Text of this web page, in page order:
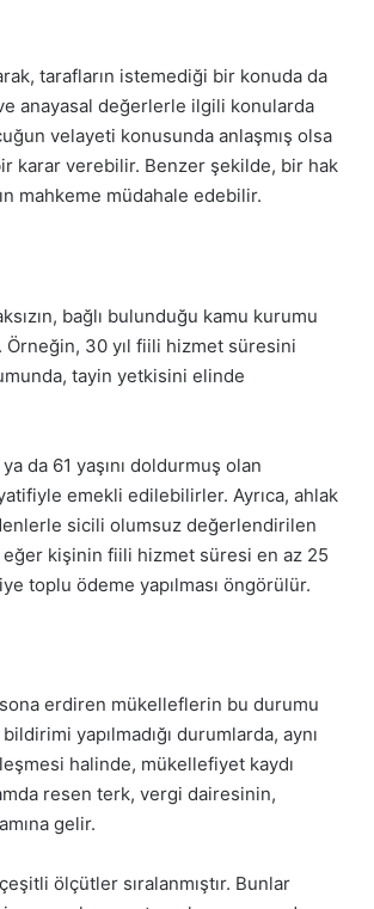
tarafların istemediği bir konuda da
anayasal değerlerle ilgili konularda
velayeti konusunda anlaşmış olsa
karar verebilir. Benzer şekilde, bir hak
mahkeme müdahale edebilir.
bağlı bulunduğu kamu kurumu
30 yıl fiili hizmet süresini
tayin yetkisini elinde
da 61 yaşını doldurmuş olan
emekli edilebilirler. Ayrıca, ahlak
sicili olumsuz değerlendirilen
kişinin fiili hizmet süresi en az 25
toplu ödeme yapılması öngörülür.
erdiren mükelleflerin bu durumu
yapılmadığı durumlarda, aynı
halinde, mükellefiyet kaydı
resen terk, vergi dairesinin,
gelir.
ölçütler sıralanmıştır. Bunlar